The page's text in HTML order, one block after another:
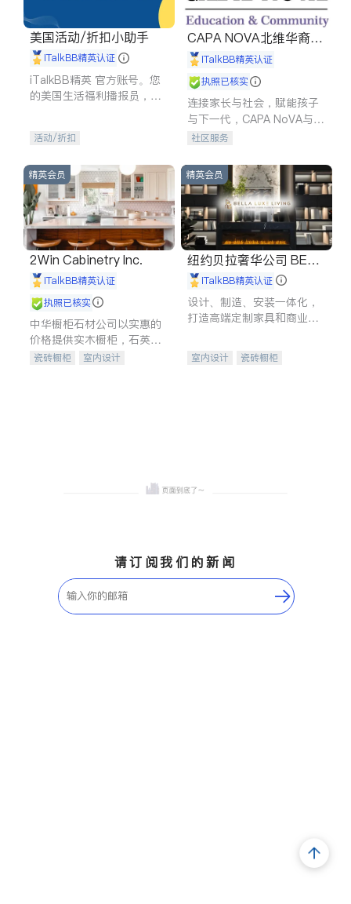
美国活动/折扣小助手
iTalkBB精英认证
iTalkBB精英 官方账号。您
的美国生活福利播报员，精
专属福利。
活动/折扣
CAPA NOVA北维华裔家
长会iTalkBB精英认证
执照已核实
连接家长与社会，赋能孩子
与下一代，CAPA NoVA与您
携手建设包容、公平、充满
社区服务
精英会员
2Win Cabinetry Inc.
iTalkBB精英认证
执照已核实
中华橱柜石材公司以实惠的
价格提供实木橱柜，石英石
台面，多种优质不锈钢水
瓷砖橱柜
室内设计
精英会员
纽约贝拉奢华公司 BELL
A LUXE
iTalkBB精英认证
设计、制造、安装一体化，
打造高端定制家具和商业空
室内设计
瓷砖橱柜
请订阅我们的新闻